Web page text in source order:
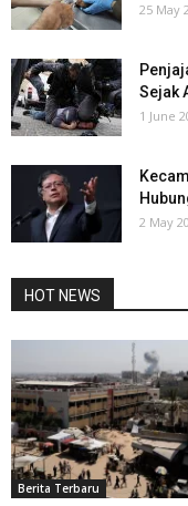
25 May
Sejak
1 June
2 May
HOT NEWS
Berita Terbaru